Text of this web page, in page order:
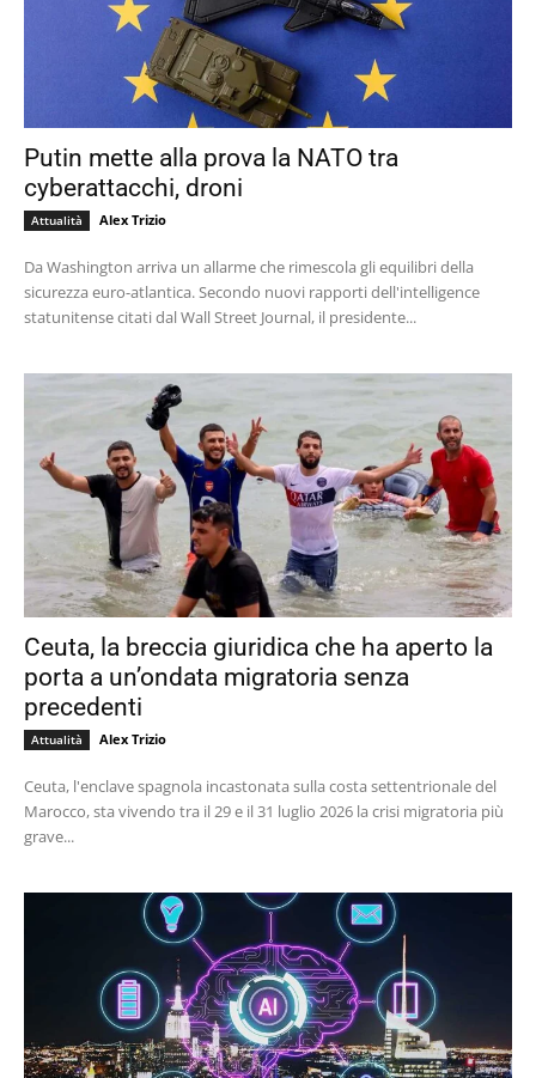
Putin mette alla prova la NATO tra
cyberattacchi, droni
Attualità Alex Trizio
Da Washington arriva un allarme che rimescola gli equilibri della
sicurezza euro-atlantica. Secondo nuovi rapporti dell'intelligence
statunitense citati dal Wall Street Journal, il presidente...
Ceuta, la breccia giuridica che ha aperto la
porta a un’ondata migratoria senza
precedenti
Attualità Alex Trizio
Ceuta, l'enclave spagnola incastonata sulla costa settentrionale del
Marocco, sta vivendo tra il 29 e il 31 luglio 2026 la crisi migratoria più
grave...